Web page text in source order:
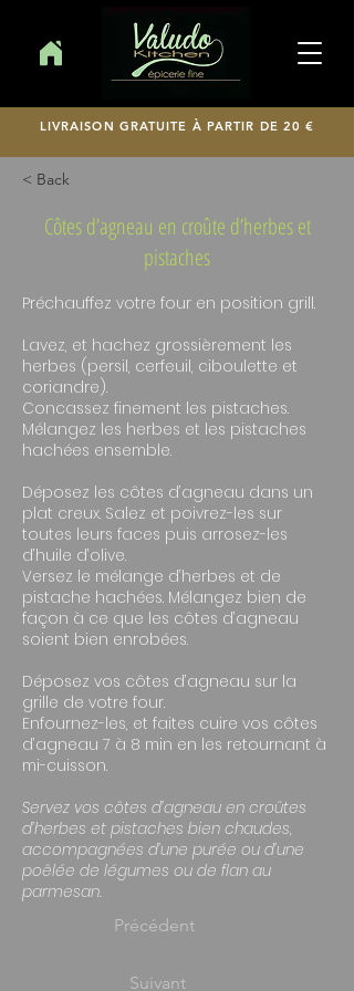
LIVRAISON GRATUITE À PARTIR DE 20 €
< Back
Côtes d’agneau en croûte d’herbes et
pistaches
Préchauffez votre four en position grill.
Lavez, et hachez grossièrement les
herbes (persil, cerfeuil, ciboulette et
coriandre).
Concassez finement les pistaches.
Mélangez les herbes et les pistaches
hachées ensemble.
Déposez les côtes d’agneau dans un
plat creux. Salez et poivrez-les sur
toutes leurs faces puis arrosez-les
d’huile d’olive.
Versez le mélange d’herbes et de
pistache hachées. Mélangez bien de
façon à ce que les côtes d’agneau
soient bien enrobées.
Déposez vos côtes d’agneau sur la
grille de votre four.
Enfournez-les, et faites cuire vos côtes
d’agneau 7 à 8 min en les retournant à
mi-cuisson.
Servez vos côtes d’agneau en croûtes
d’herbes et pistaches bien chaudes,
accompagnées d’une purée ou d’une
poêlée de légumes ou de flan au
parmesan.
Précédent
Suivant